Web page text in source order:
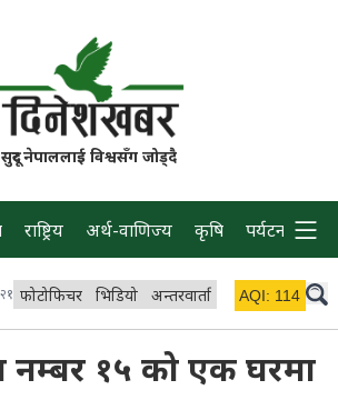
सुदूर नेपाललाई विश्वसँग जोड्दै
राष्ट्रिय अर्थ-वाणिज्य कृषि पर्यटन प्रवास
फोटोफिचर भिडियो अन्तरवार्ता विचार/ब्लग
AQI: 114
नम्बर १५ को एक घरमा